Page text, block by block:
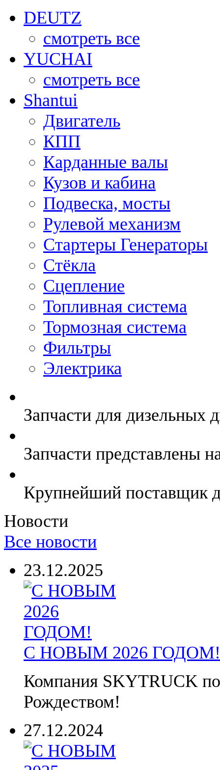
DEUTZ
смотреть все
YUCHAI
смотреть все
Shantui
Двигатель
КПП
Карданные валы
Кузов и кабина
Подвеска, мосты
Рулевой механизм
Стартеры Генераторы
Стёкла
Сцепление
Топливная система
Тормозная система
Фильтры
Электрика
Запчасти для дизельных
Запчасти представлены
Крупнейший поставщик
Новости
Все новости
23.12.2025
С НОВЫМ 2026 ГОДОМ!
Компания SKYTRUCK
Рождеством!
27.12.2024